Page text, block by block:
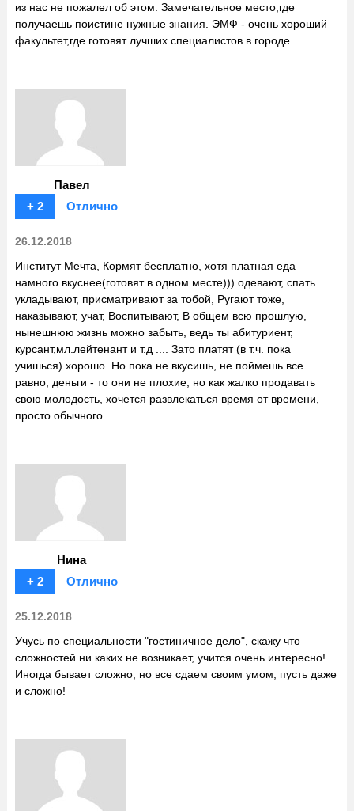
из нас не пожалел об этом. Замечательное место,где
получаешь поистине нужные знания. ЭМФ - очень хороший
факультет,где готовят лучших специалистов в городе.
Павел
+ 2
Отлично
26.12.2018
Институт Мечта, Кормят бесплатно, хотя платная еда
намного вкуснее(готовят в одном месте))) одевают, спать
укладывают, присматривают за тобой, Ругают тоже,
наказывают, учат, Воспитывают, В общем всю прошлую,
нынешнюю жизнь можно забыть, ведь ты абитуриент,
курсант,мл.лейтенант и т.д .... Зато платят (в т.ч. пока
учишься) хорошо. Но пока не вкусишь, не поймешь все
равно, деньги - то они не плохие, но как жалко продавать
свою молодость, хочется развлекаться время от времени,
просто обычного...
Нина
+ 2
Отлично
25.12.2018
Учусь по специальности "гостиничное дело", скажу что
сложностей ни каких не возникает, учится очень интересно!
Иногда бывает сложно, но все сдаем своим умом, пусть даже
и сложно!